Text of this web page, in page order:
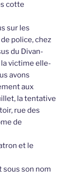
cotte
sur les
police, chez
du Divan-
la victime elle-
avons
aux
la tentative
rue des
de
et le
sous son nom